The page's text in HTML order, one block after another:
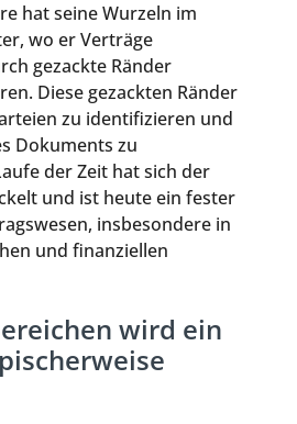
hat seine Wurzeln im
wo er Verträge
gezackte Ränder
Diese gezackten Ränder
zu identifizieren und
Dokuments zu
der Zeit hat sich der
und ist heute ein fester
insbesondere in
und finanziellen
wird ein